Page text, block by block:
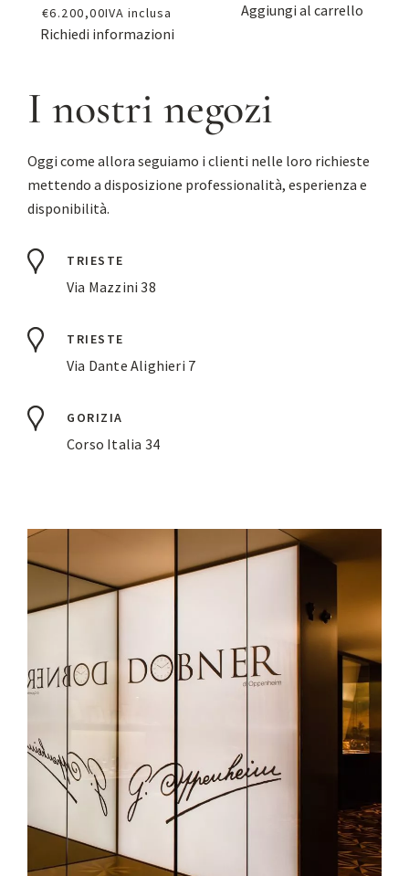
€6.200,00IVA inclusa
Richiedi informazioni
Aggiungi al carrello
I nostri negozi
Oggi come allora seguiamo i clienti nelle loro richieste
mettendo a disposizione professionalità, esperienza e
disponibilità.
TRIESTE
Via Mazzini 38
TRIESTE
Via Dante Alighieri 7
GORIZIA
Corso Italia 34